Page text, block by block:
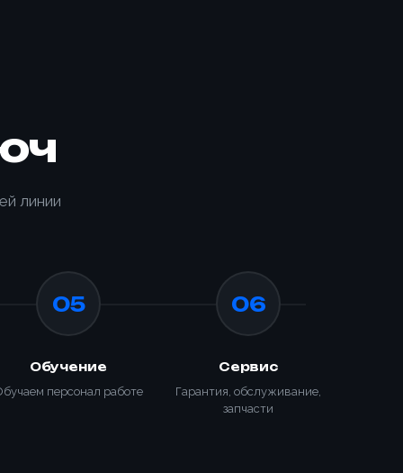
линии
05
Обучение
персонал работе
06
Сервис
Гарантия, обслуживание,
запчасти
K